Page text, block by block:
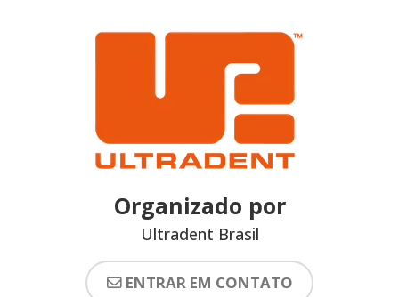
Organizado por
Ultradent Brasil
ENTRAR EM CONTATO